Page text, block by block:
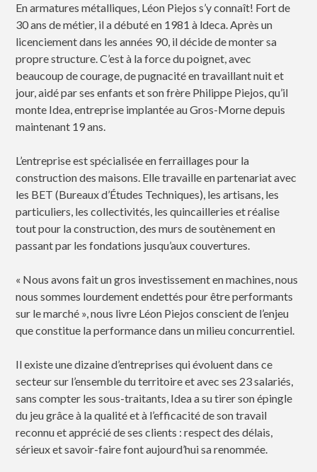
En armatures métalliques, Léon Piejos s’y connaît! Fort de
30 ans de métier, il a débuté en 1981 à ldeca. Après un
licenciement dans les années 90, il décide de monter sa
propre structure. C’est à la force du poignet, avec
beaucoup de courage, de pugnacité en travaillant nuit et
jour, aidé par ses enfants et son frère Philippe Piejos, qu’il
monte Idea, entreprise implantée au Gros-Morne depuis
maintenant 19 ans.
L’entreprise est spécialisée en ferraillages pour la
construction des maisons. Elle travaille en partenariat avec
les BET (Bureaux d’Études Techniques), les artisans, les
particuliers, les collectivités, les quincailleries et réalise
tout pour la construction, des murs de soutènement en
passant par les fondations jusqu’aux couvertures.
« Nous avons fait un gros investissement en machines, nous
nous sommes lourdement endettés pour être performants
sur le marché », nous livre Léon Piejos conscient de l’enjeu
que constitue la performance dans un milieu concurrentiel.
Il existe une dizaine d’entreprises qui évoluent dans ce
secteur sur l’ensemble du territoire et avec ses 23 salariés,
sans compter les sous-traitants, Idea a su tirer son épingle
du jeu grâce à la qualité et à l’efficacité de son travail
reconnu et apprécié de ses clients : respect des délais,
sérieux et savoir-faire font aujourd’hui sa renommée.